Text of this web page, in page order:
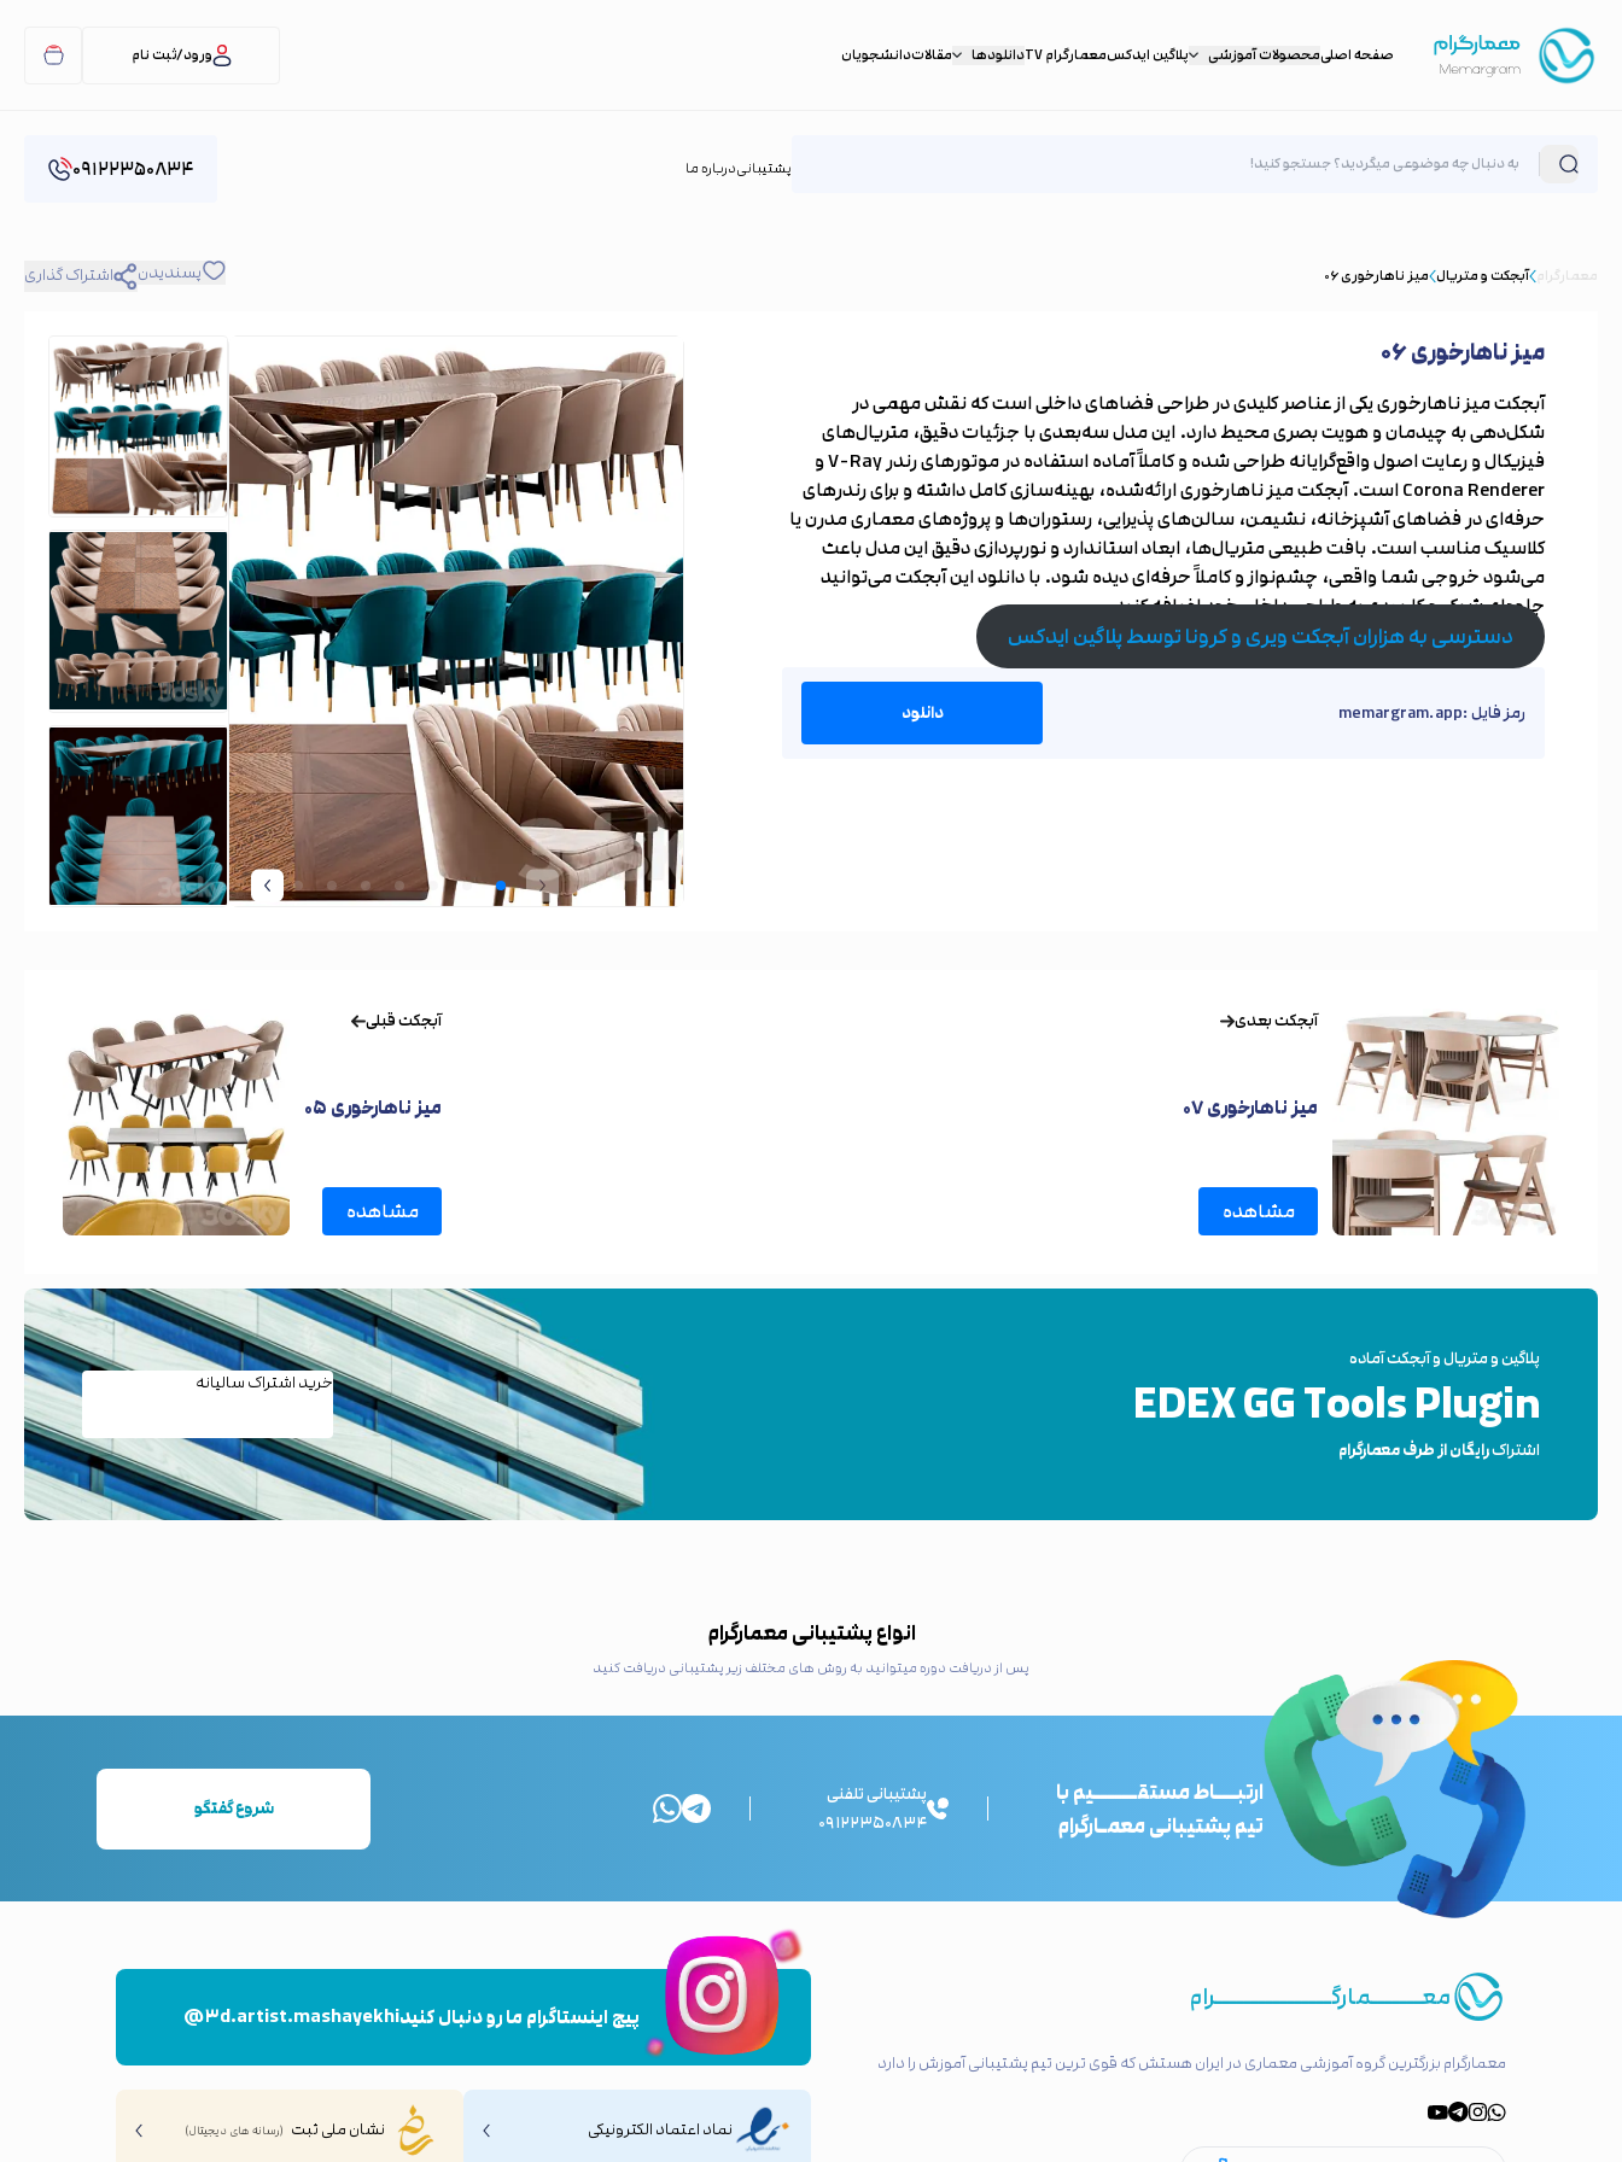
صفحه اصلیمحصولات آموزشی پلاگین ایدکسمعمارگرام TV دانلودها مقالاتدانشجویان ورود/ثبت نام
پشتیبانیدرباره ما ۰۹۱۲۲۳۵۰۸۳۴
معمارگرام آبجکت و متریال میز ناهارخوری ۰۶ پسندیدن اشتراک گذاری
میز ناهارخوری ۰۶
آبجکت میز ناهارخوری یکی از عناصر کلیدی در طراحی فضاهای داخلی است که نقش مهمی در
شکل‌دهی به چیدمان و هویت بصری محیط دارد. این مدل سه‌بعدی با جزئیات دقیق، متریال‌های
فیزیکال و رعایت اصول واقع‌گرایانه طراحی شده و کاملاً آماده استفاده در موتورهای رندر V-Ray و
Corona Renderer است. آبجکت میز ناهارخوری ارائه‌شده، بهینه‌سازی کامل داشته و برای رندرهای
حرفه‌ای در فضاهای آشپزخانه، نشیمن، سالن‌های پذیرایی، رستوران‌ها و پروژه‌های معماری مدرن یا
کلاسیک مناسب است. بافت طبیعی متریال‌ها، ابعاد استاندارد و نورپردازی دقیق این مدل باعث
می‌شود خروجی شما واقعی، چشم‌نواز و کاملاً حرفه‌ای دیده شود. با دانلود این آبجکت می‌توانید
جلوه‌ای شیک و کاربردی به طراحی داخلی خود اضافه کنید.
دسترسی به هزاران آبجکت ویری و کرونا توسط پلاگین ایدکس
رمز فایل :memargram.app دانلود
آبجکت بعدی
میز ناهارخوری ۰۷
مشاهده
آبجکت قبلی
میز ناهارخوری ۰۵
مشاهده
پلاگین و متریال و آبجکت آماده
EDEX GG Tools Plugin
اشتراکرایگان از طرف معمارگرام
خرید اشتراک سالیانه
انواع پشتیبانی معمارگرام
پس از دریافت دوره میتوانید به روش های مختلف زیر پشتیبانی دریافت کنید
ارتبـــاط مستقــــــیم با
تیم پشتیبانی معمـارگرام
پشتیبانی تلفنی
۰۹۱۲۲۳۵۰۸۳۴
شروع گفتگو
معـــــــمارگــــــــــــــــرام
معمارگرام بزرگترین گروه آموزشی معماری در ایران هستش که قوی ترین تیم پشتیبانی آموزش را دارد
پیج اینستاگرام ما رو دنبال کنید@۳d.artist.mashayekhi
نماد اعتماد الکترونیکی نشان ملی ثبت (رسانه های دیجیتال)